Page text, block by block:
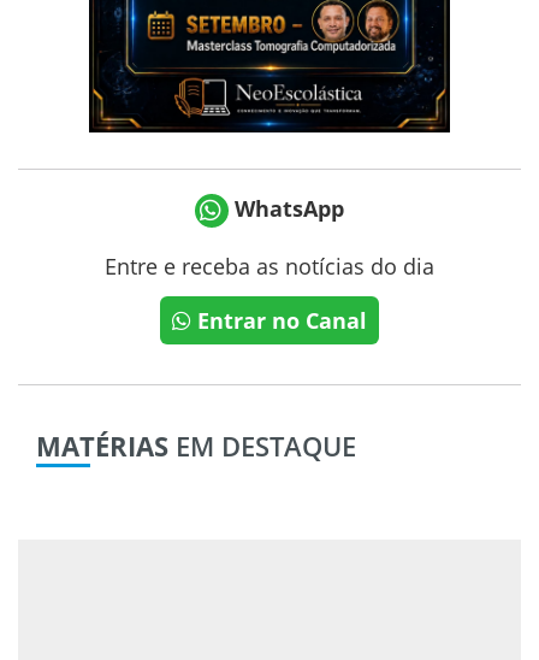
WhatsApp
Entre e receba as notícias do dia
Entrar no Canal
MATÉRIAS EM DESTAQUE